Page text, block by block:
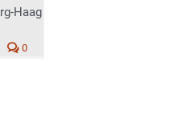
Haag
0